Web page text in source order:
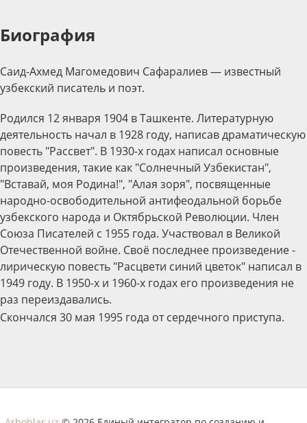
Биография
Саид-Ахмед Магомедович Сафаралиев — известный
узбекский писатель и поэт.
Родился 12 января 1904 в Ташкенте. Литературную
деятельность начал в 1928 году, написав драматическую
повесть "Рассвет". В 1930-х годах написал основные
произведения, такие как "Солнечный Узбекистан",
"Вставай, моя Родина!", "Алая зоря", посвященные
народно-освободительной антифеодальной борьбе
узбекского народа и Октябрьской Революции. Член
Союза Писателей с 1955 года. Участвовал в Великой
Отечественной войне. Своё последнее произведение -
лирическую повесть "Расцвети синий цветок" написал в
1949 году. В 1950-х и 1960-х годах его произведения не
раз переиздавались.
Скончался 30 мая 1995 года от сердечного приступа.